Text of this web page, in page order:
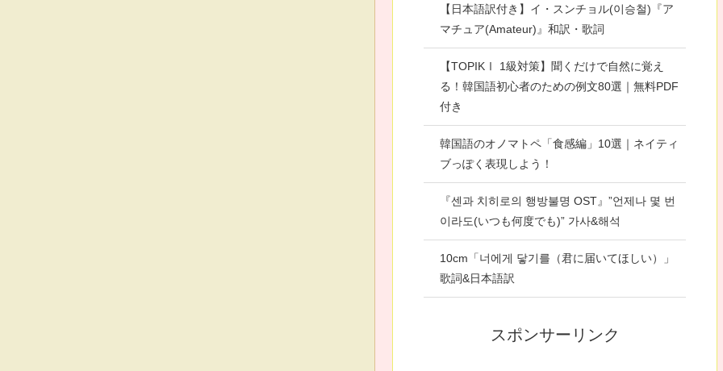
【日本語訳付き】イ・スンチョル(이승철)『ア
マチュア(Amateur)』和訳・歌詞
【TOPIKⅠ 1級対策】聞くだけで自然に覚え
る！韓国語初心者のための例文80選｜無料PDF
付き
韓国語のオノマトペ「食感編」10選｜ネイティ
ブっぽく表現しよう！
『센과 치히로의 행방불명 OST』”언제나 몇 번
이라도(いつも何度でも)” 가사&해석
10cm「너에게 닿기를（君に届いてほしい）」
歌詞&日本語訳
スポンサーリンク